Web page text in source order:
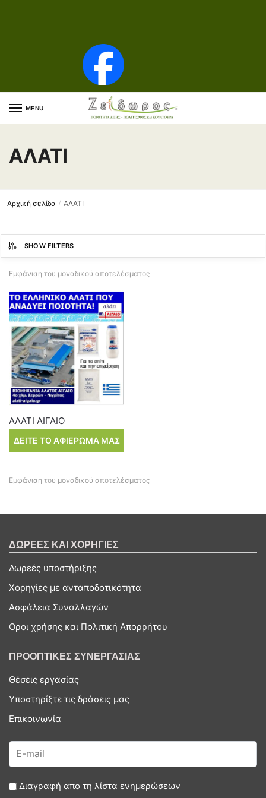
MENU
ΑΛΑΤΙ
Αρχική σελίδα / ΑΛΑΤΙ
SHOW FILTERS
Εμφάνιση του μοναδικού αποτελέσματος
ΑΛΑΤΙ ΑΙΓΑΙΟ
ΔΕΙΤΕ ΤΟ ΑΦΙΕΡΩΜΑ ΜΑΣ
Εμφάνιση του μοναδικού αποτελέσματος
ΔΩΡΕΕΣ ΚΑΙ ΧΟΡΗΓΙΕΣ
Δωρεές υποστήριξης
Χορηγίες με ανταποδοτικότητα
Ασφάλεια Συναλλαγών
Οροι χρήσης και Πολιτική Απορρήτου
ΠΡΟΟΠΤΙΚΕΣ ΣΥΝΕΡΓΑΣΙΑΣ
Θέσεις εργασίας
Υποστηρίξτε τις δράσεις μας
Επικοινωνία
Διαγραφή απο τη λίστα ενημερώσεων